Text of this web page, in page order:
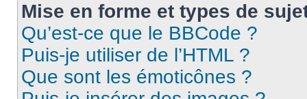
Mise en forme et types de
Qu’est-ce que le BBCode ?
Puis-je utiliser de l’HTML ?
Que sont les émoticônes ?